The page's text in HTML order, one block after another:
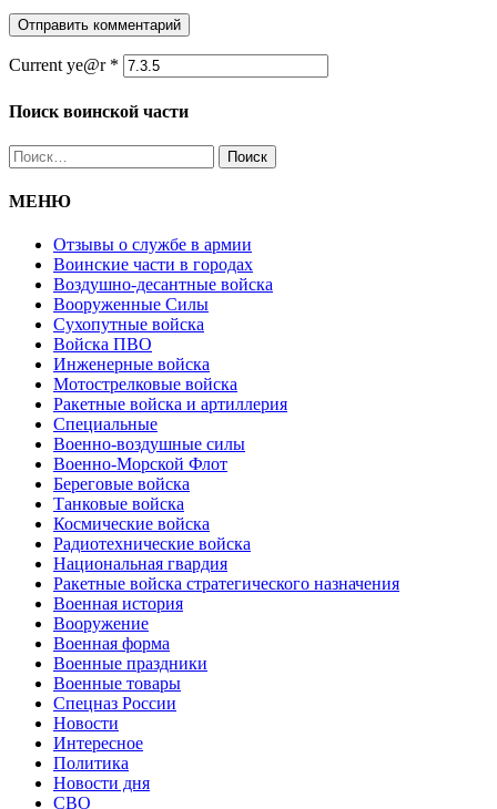
Current ye@r *
Поиск воинской части
Найти:
МЕНЮ
Отзывы о службе в армии
Воинские части в городах
Воздушно-десантные войска
Вооруженные Cилы
Cухопутные войска
Войска ПВО
Инженерные войска
Мотострелковые войска
Ракетные войска и артиллерия
Специальные
Военно-воздушные силы
Военно-Морской Флот
Береговые войска
Танковые войска
Космические войска
Радиотехнические войска
Национальная гвардия
Ракетные войска стратегического назначения
Военная история
Вооружение
Военная форма
Военные праздники
Военные товары
Спецназ России
Новости
Интересное
Политика
Новости дня
СВО